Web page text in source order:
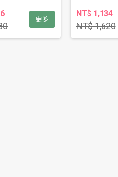
更多
NT$ 1,134
NT$ 1,620